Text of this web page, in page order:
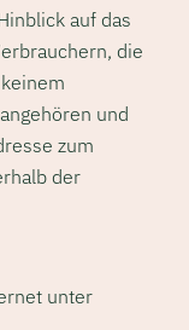
auf das
die
und
zum
der
unter